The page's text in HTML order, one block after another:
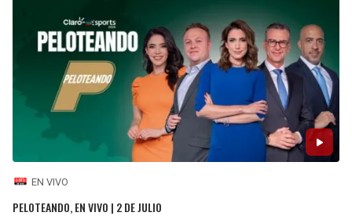
EN VIVO
PELOTEANDO, EN VIVO | 2 DE JULIO